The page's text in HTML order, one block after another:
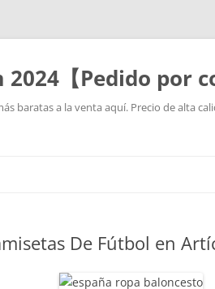
【Pedido por
baratas a la venta aquí. Precio de alta
De Fútbol en